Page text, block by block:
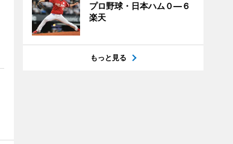
プロ野球・日本ハム０―６
楽天
もっと見る